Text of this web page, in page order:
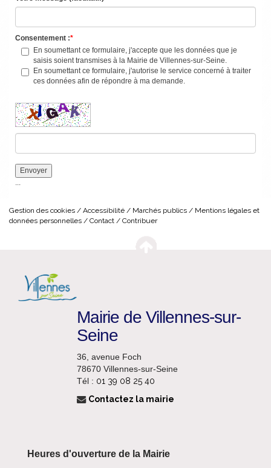
Consentement :
En soumettant ce formulaire, j'accepte que les données que je
saisis soient transmises à la Mairie de Villennes-sur-Seine.
En soumettant ce formulaire, j'autorise le service concerné à traiter
ces données afin de répondre à ma demande.
...
Gestion des cookies Accessibilité Marchés publics
Mentions légales et
données personnelles
Contact Contribuer
Mairie de Villennes-sur-
Seine
36, avenue Foch
78670 Villennes-sur-Seine
Tél : 01 39 08 25 40
Contactez la mairie
Heures d'ouverture de la Mairie